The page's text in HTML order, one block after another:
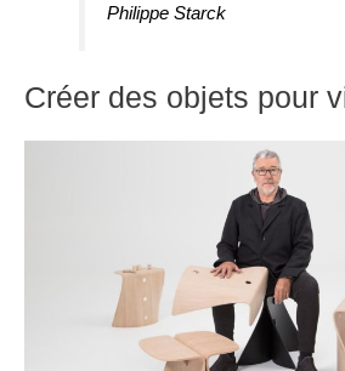
Philippe Starck
Créer des objets pour